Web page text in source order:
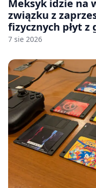
Meksyk idzie na
związku z
fizycznych płyt z
7 sie 2026